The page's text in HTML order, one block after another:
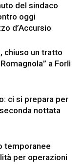
del sindaco
oggi
d’Accursio
chiuso un tratto
a Forlì
ci si prepara per
nottata
temporanee
per operazioni